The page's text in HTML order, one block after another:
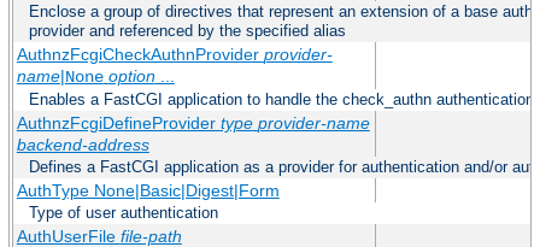
Enclose a group of directives that represent an extension of a base
provider and referenced by the specified alias
AuthnzFcgiCheckAuthnProvider provider-
name|None option...
Enables a FastCGI application to handle the check_authn authentication
AuthnzFcgiDefineProvider type provider-name
backend-address
Defines a FastCGI application as a provider for authentication and/or
AuthType None|Basic|Digest|Form
Type of user authentication
AuthUserFile file-path